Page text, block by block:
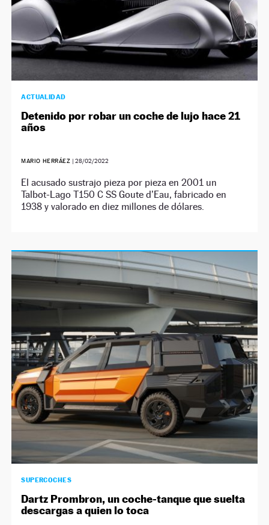
ACTUALIDAD
Detenido por robar un coche de lujo hace 21
años
MARIO HERRÁEZ | 28/02/2022
El acusado sustrajo pieza por pieza en 2001 un
Talbot-Lago T150 C SS Goute d’Eau, fabricado en
1938 y valorado en diez millones de dólares.
SUPERCOCHES
Dartz Prombron, un coche-tanque que suelta
descargas a quien lo toca